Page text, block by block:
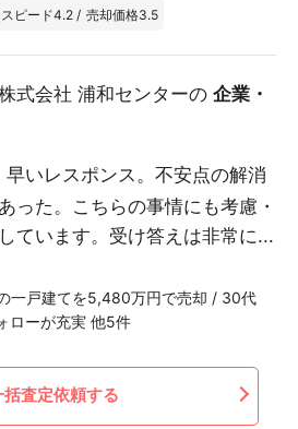
ピード4.2 / 売却価格3.5
式会社 浦和センターの 企業・
早いレスポンス。不安点の解消
った。こちらの事情にも考慮・
ています。受け答えは非常に...
一戸建てを5,480万円で売却 / 30代
ローが充実 他5件
括査定依頼する